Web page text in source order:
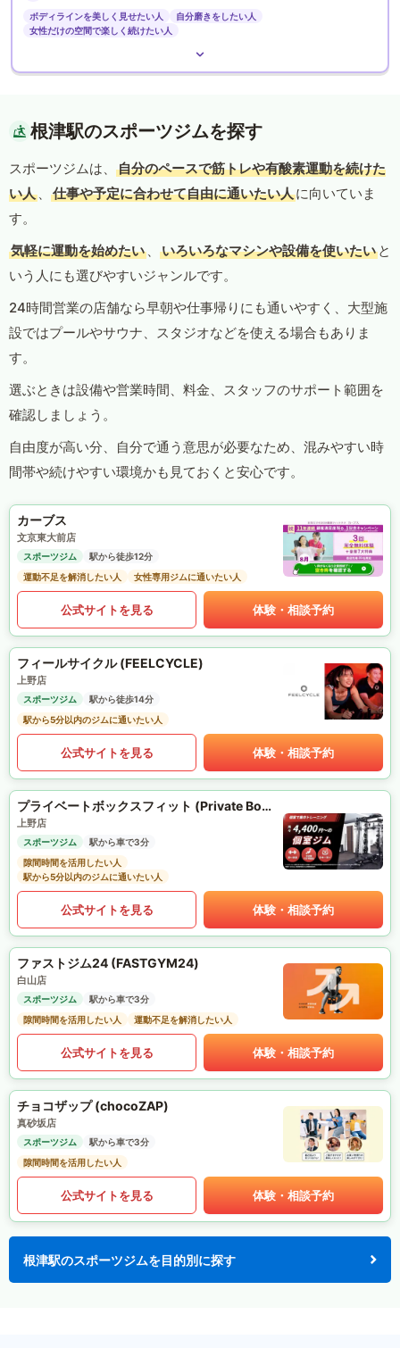
ボディラインを美しく見せたい人
自分磨きをしたい人
女性だけの空間で楽しく続けたい人
根津駅のスポーツジムを探す
スポーツジムは、
自分のペースで筋トレや有酸素運動を続けた
い人 、 仕事や予定に合わせて自由に通いたい人に向いていま
す。
気軽に運動を始めたい 、 いろいろなマシンや設備を使いたい と
いう人にも選びやすいジャンルです。
24時間営業の店舗なら早朝や仕事帰りにも通いやすく、大型施
設ではプールやサウナ、スタジオなどを使える場合もありま
す。
選ぶときは設備や営業時間、料金、スタッフのサポート範囲を
確認しましょう。
自由度が高い分、自分で通う意思が必要なため、混みやすい時
間帯や続けやすい環境かも見ておくと安心です。
カーブス
文京東大前店
スポーツジム
駅から徒歩12分
運動不足を解消したい人
女性専用ジムに通いたい人
公式サイトを見る 体験・相談予約
フィールサイクル (FEELCYCLE)
上野店
スポーツジム
駅から徒歩14分
駅から5分以内のジムに通いたい人
公式サイトを見る 体験・相談予約
プライベートボックスフィット (Private Box Fit)
上野店
スポーツジム
駅から車で3分
隙間時間を活用したい人
駅から5分以内のジムに通いたい人
公式サイトを見る 体験・相談予約
ファストジム24 (FASTGYM24)
白山店
スポーツジム
駅から車で3分
隙間時間を活用したい人
運動不足を解消したい人
公式サイトを見る 体験・相談予約
チョコザップ (chocoZAP)
真砂坂店
スポーツジム
駅から車で3分
隙間時間を活用したい人
公式サイトを見る 体験・相談予約
根津駅のスポーツジムを目的別に探す